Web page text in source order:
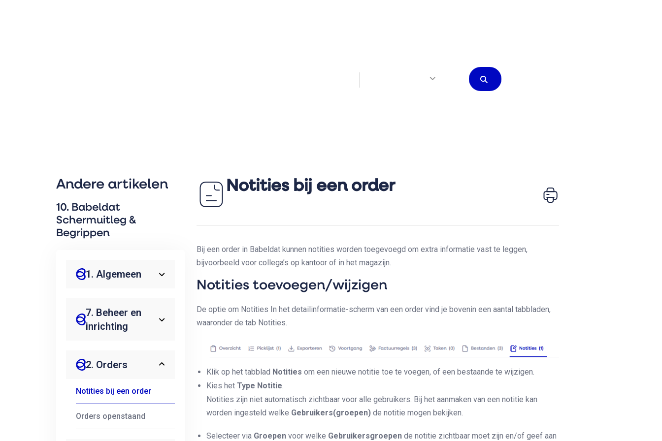
Andere artikelen
10. Babeldat
Schermuitleg &
Begrippen
1. Algemeen
7. Beheer en
inrichting
2. Orders
Notities bij een order
Orders openstaand
Notities bij een order
Bij een order in Babeldat kunnen notities worden toegevoegd om extra informatie vast te leggen,
bijvoorbeeld voor collega’s op kantoor of in het magazijn.
Notities toevoegen/wijzigen
De optie om Notities In het detailinformatie-scherm van een order vind je bovenin een aantal tabbladen,
waaronder de tab Notities.
Klik op het tabblad Notities om een nieuwe notitie toe te voegen, of een bestaande te wijzigen.
Kies het Type Notitie.
Notities zijn niet automatisch zichtbaar voor alle gebruikers. Bij het aanmaken van een notitie kan
worden ingesteld welke Gebruikers(groepen) de notitie mogen bekijken.
Selecteer via Groepen voor welke Gebruikersgroepen de notitie zichtbaar moet zijn en/of geef aan